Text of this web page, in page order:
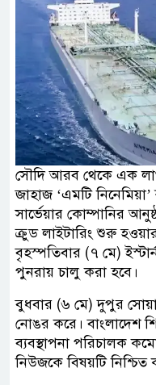
সৌদি আরব থেকে এক
জাহাজ ‘এমটি
সার্ভেয়ার কোম্পানির
ক্রুড লাইটারিং শুরু
বৃহস্পতিবার (৭ মে)
পুনরায় চালু করা হবে।
বুধবার (৬ মে) দুপুর
নোঙর করে। বাংলাদেশ
ব্যবস্থাপনা পরিচালক
নিউজকে বিষয়টি নিশ্চিত